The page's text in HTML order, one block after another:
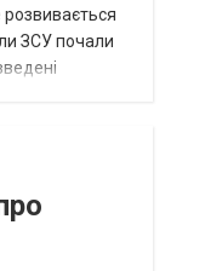
розвивається
ЗСУ почали